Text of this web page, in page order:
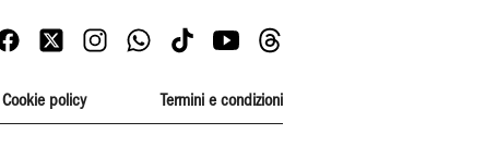
Cookie policy Termini e condizioni